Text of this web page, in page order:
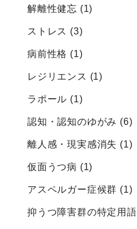
解離性健忘 (1)
ストレス (3)
病前性格 (1)
レジリエンス (1)
ラポール (1)
認知・認知のゆがみ (6)
離人感・現実感消失 (1)
仮面うつ病 (1)
アスペルガー症候群 (1)
抑うつ障害群の特定用語